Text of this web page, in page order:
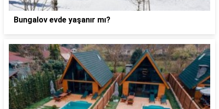
Bungalov evde yaşanır mı?